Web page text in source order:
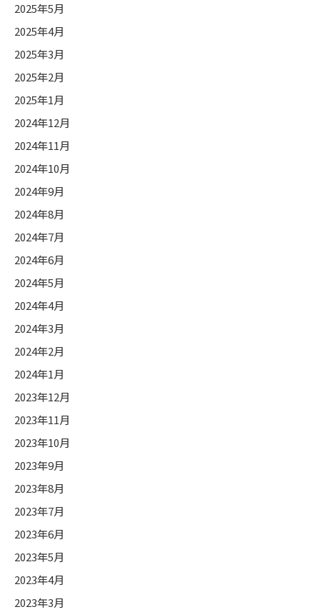
2025年5月
2025年4月
2025年3月
2025年2月
2025年1月
2024年12月
2024年11月
2024年10月
2024年9月
2024年8月
2024年7月
2024年6月
2024年5月
2024年4月
2024年3月
2024年2月
2024年1月
2023年12月
2023年11月
2023年10月
2023年9月
2023年8月
2023年7月
2023年6月
2023年5月
2023年4月
2023年3月